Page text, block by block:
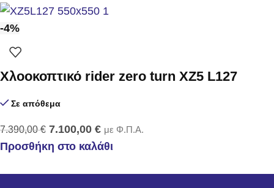
-4%
Χλοοκοπτικό rider zero turn XZ5 L127
Σε απόθεμα
7.390,00€ 7.100,00 € με Φ.Π.Α.
Προσθήκη στο καλάθι